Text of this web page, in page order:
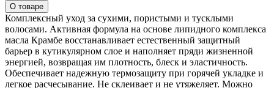
О товаре
Комплексный уход за сухими, пористыми и тусклыми
волосами. Активная формула на основе липидного комплекса
масла Крамбе восстанавливает естественный защитный
барьер в кутикулярном слое и наполняет пряди жизненной
энергией, возвращая им плотность, блеск и эластичность.
Обеспечивает надежную термозащиту при горячей укладке и
легкое расчесывание. Не склеивает и не утяжеляет. Можно